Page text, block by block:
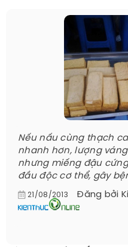
Nếu nấu cùng thạch
nhanh hơn, lượng
nhưng miếng đậu
đầu độc cơ thể, gây
21/08/2013 Đăng bởi